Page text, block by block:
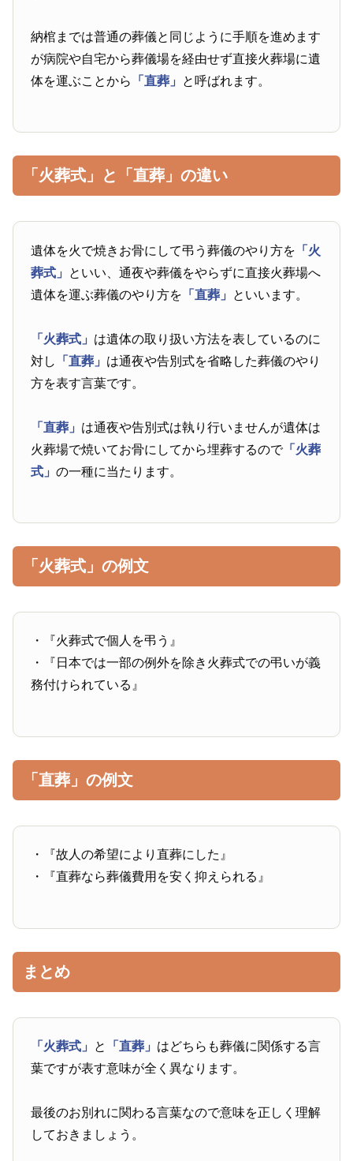
納棺までは普通の葬儀と同じように手順を進めます
が病院や自宅から葬儀場を経由せず直接火葬場に遺
体を運ぶことから
「直葬」 と呼ばれます。
「火葬式」と「直葬」の違い
遺体を火で焼きお骨にして弔う葬儀のやり方を 「火
葬式」 といい、通夜や葬儀をやらずに直接火葬場へ
遺体を運ぶ葬儀のやり方を 「直葬」 といいます。
「火葬式」 は遺体の取り扱い方法を表しているのに
対し
「直葬」 は通夜や告別式を省略した葬儀のやり
方を表す言葉です。
「直葬」 は通夜や告別式は執り行いませんが遺体は
火葬場で焼いてお骨にしてから埋葬するので「火葬
式」の一種に当たります。
「火葬式」の例文
・『火葬式で個人を弔う』
・『日本では一部の例外を除き火葬式での弔いが義
務付けられている』
「直葬」の例文
・『故人の希望により直葬にした』
・『直葬なら葬儀費用を安く抑えられる』
まとめ
「火葬式」 と 「直葬」 はどちらも葬儀に関係する言
葉ですが表す意味が全く異なります。
最後のお別れに関わる言葉なので意味を正しく理解
しておきましょう。